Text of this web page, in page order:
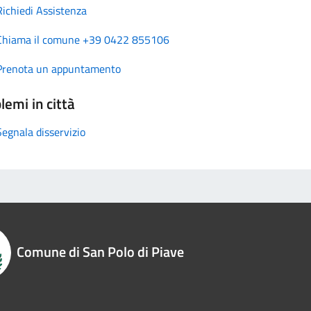
Assistenza
il comune +39 0422 855106
un appuntamento
in città
disservizio
Comune di San Polo di Piave